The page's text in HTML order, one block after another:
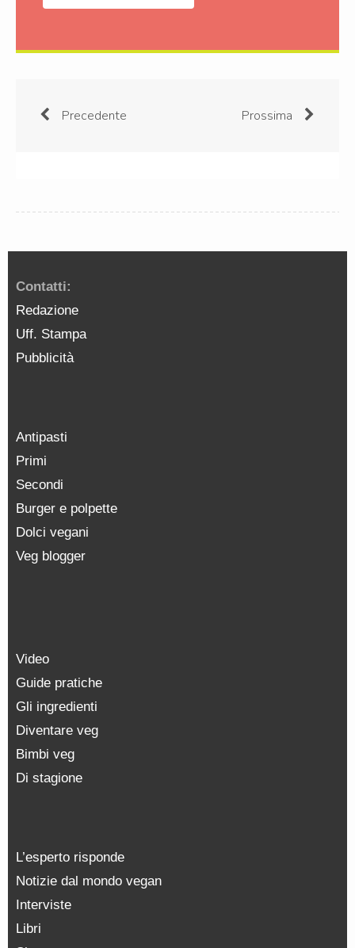
Precedente Prossima
Contatti:
Redazione
Uff. Stampa
Pubblicità
Antipasti
Primi
Secondi
Burger e polpette
Dolci vegani
Veg blogger
Video
Guide pratiche
Gli ingredienti
Diventare veg
Bimbi veg
Di stagione
L’esperto risponde
Notizie dal mondo vegan
Interviste
Libri